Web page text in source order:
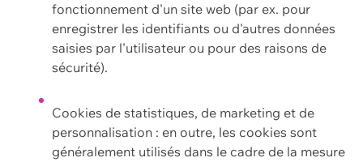
fonctionnement d'un site web (par ex. pour
enregistrer les identifiants ou d'autres données
saisies par l'utilisateur ou pour des raisons de
sécurité).
Cookies de statistiques, de marketing et de
personnalisation : en outre, les cookies sont
généralement utilisés dans le cadre de la mesure